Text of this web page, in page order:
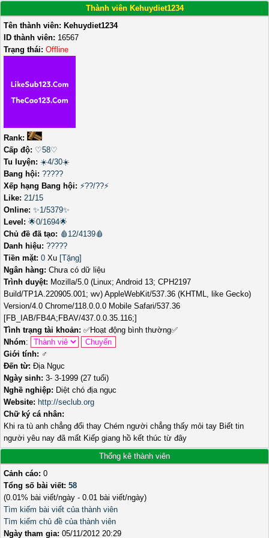
Thành viên Kehuydiet1234
Tên thành viên: Kehuydiet1234
ID thành viên: 16567
Trạng thái: Offline
Rank:
Cấp độ: ♡58♡
Tu luyện: ☀️4/30☀️
Bang hội: ?????
Xếp hạng Bang hội: ⚡??/??⚡
Like: 21/15
Online: ✨1/5379✨
Level: 🌟0/1694🌟
Chủ đề đã tạo: 🩸12/4139🩸
Danh hiệu: ?????
Tiền mặt: 0 Xu [Tặng]
Ngân hàng: Chưa có dữ liệu
Trình duyệt: Mozilla/5.0 (Linux; Android 13; CPH2197
Build/TP1A.220905.001; wv) AppleWebKit/537.36 (KHTML, like Gecko)
Version/4.0 Chrome/118.0.0.0 Mobile Safari/537.36
[FB_IAB/FB4A;FBAV/437.0.0.35.116;]
Tình trạng tài khoản: ✅Hoạt động bình thường✅
Nhóm:
Giới tính: ♂️
Đến từ: Địa Ngục
Ngày sinh: 3- 3-1999 (27 tuổi)
Nghề nghiệp: Diệt chó địa ngục
Website: http://seclub.org
Chữ ký cá nhân:
Khi ra tù anh chẳng đổi thay Chém người chẳng thấy mỏi tay Biết tin
người yêu nay đã mất Kiếp giang hồ kết thúc từ đây
Thống kê thành viên
Cảnh cáo: 0
Tổng số bài viết: 58
(0.01% bài viết/ngày - 0.01 bài viết/ngày)
Tìm kiếm bài viết của thành viên
Tìm kiếm chủ đề của thành viên
Ngày tham gia: 05/11/2012 20:29